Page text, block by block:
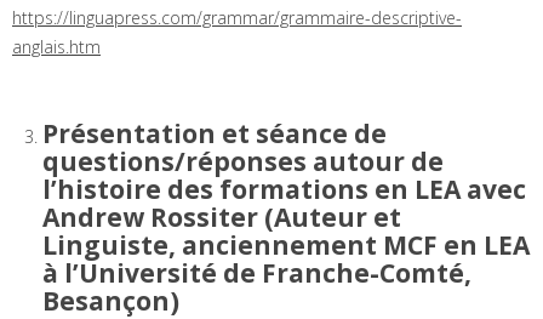
https://linguapress.com/grammar/grammaire-descriptive-
anglais.htm
Présentation et séance de
questions/réponses autour de
l’histoire des formations en LEA avec
Andrew Rossiter (Auteur et
Linguiste, anciennement MCF en LEA
à l’Université de Franche-Comté,
Besançon)